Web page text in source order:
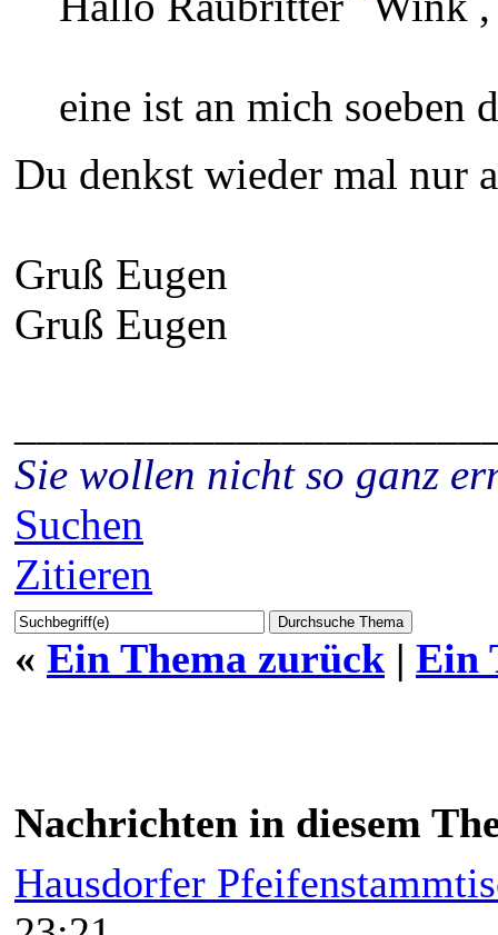
eine ist an mich soeben
Du denkst wieder mal nur
Gruß Eugen
Gruß Eugen
Sie wollen nicht so ganz
Suchen
Zitieren
« Ein Thema zurück | Ein
Nachrichten in diesem
Hausdorfer